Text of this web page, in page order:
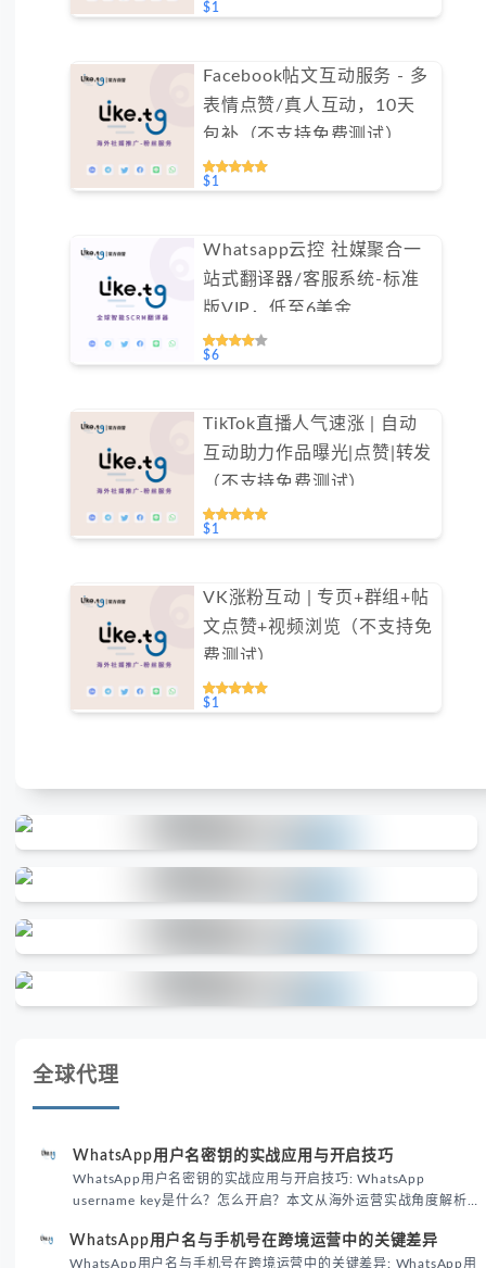
$1
Facebook帖文互动服务 - 多
表情点赞/真人互动，10天
包补（不支持免费测试）
$1
Whatsapp云控 社媒聚合一
站式翻译器/客服系统-标准
版VIP，低至6美金
#FYOK001
$6
TikTok直播人气速涨 | 自动
互动助力作品曝光|点赞|转发
（不支持免费测试）
$1
VK涨粉互动 | 专页+群组+帖
文点赞+视频浏览（不支持免
费测试）
$1
全球代理
WhatsApp用户名密钥的实战应用与开启技巧
WhatsApp用户名密钥的实战应用与开启技巧: WhatsApp
username key是什么？怎么开启？本文从海外运营实战角度解析
境团队高效触达目标客户。
WhatsApp用户名与手机号在跨境运营中的关键差异
WhatsApp用户名与手机号在跨境运营中的关键差异: WhatsApp用